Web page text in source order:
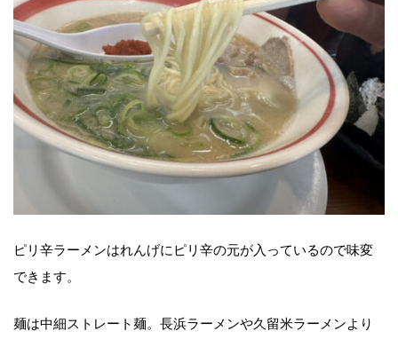
ピリ辛ラーメンはれんげにピリ辛の元が入っているので味変
できます。
麺は中細ストレート麺。長浜ラーメンや久留米ラーメンより